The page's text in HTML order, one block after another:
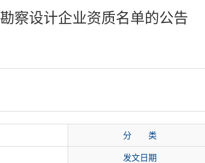
察设计企业资质名单的公告
分 类
发文日期